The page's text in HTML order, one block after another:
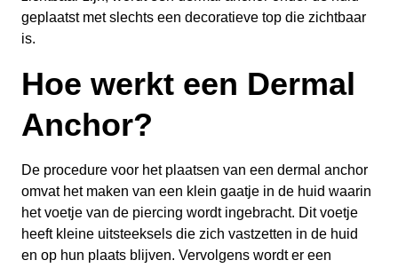
geplaatst met slechts een decoratieve top die zichtbaar
is.
Hoe werkt een Dermal
Anchor?
De procedure voor het plaatsen van een dermal anchor
omvat het maken van een klein gaatje in de huid waarin
het voetje van de piercing wordt ingebracht. Dit voetje
heeft kleine uitsteeksels die zich vastzetten in de huid
en op hun plaats blijven. Vervolgens wordt er een